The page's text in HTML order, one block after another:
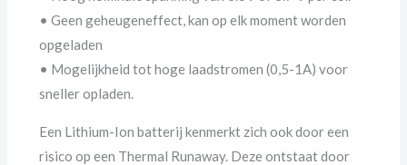
• Geen geheugeneffect, kan op elk moment worden
opgeladen
• Mogelijkheid tot hoge laadstromen (0,5-1A) voor
sneller opladen.
Een Lithium-Ion batterij kenmerkt zich ook door een
risico op een Thermal Runaway. Deze ontstaat door